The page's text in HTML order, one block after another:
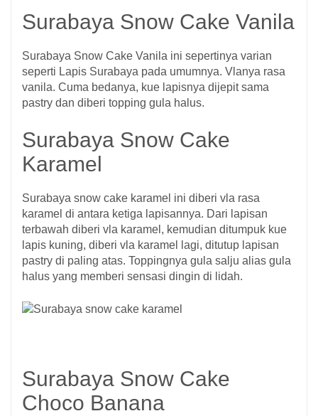
Surabaya Snow Cake Vanila
Surabaya Snow Cake Vanila ini sepertinya varian
seperti Lapis Surabaya pada umumnya. Vlanya rasa
vanila. Cuma bedanya, kue lapisnya dijepit sama
pastry dan diberi topping gula halus.
Surabaya Snow Cake
Karamel
Surabaya snow cake karamel ini diberi vla rasa
karamel di antara ketiga lapisannya. Dari lapisan
terbawah diberi vla karamel, kemudian ditumpuk kue
lapis kuning, diberi vla karamel lagi, ditutup lapisan
pastry di paling atas. Toppingnya gula salju alias gula
halus yang memberi sensasi dingin di lidah.
Surabaya Snow Cake
Choco Banana